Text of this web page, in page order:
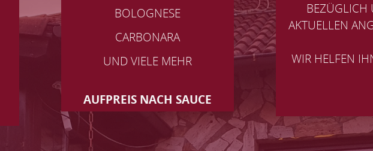
BOLOGNESE
CARBONARA
UND VIELE MEHR
AUFPREIS NACH SAUCE
BEZÜGLICH
AKTUELLEN
WIR HELFEN